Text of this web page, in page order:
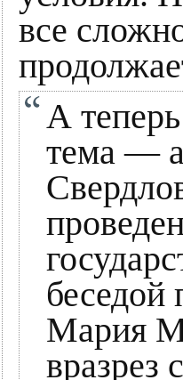
все
А
тема —
беседой
Мария
вразрез